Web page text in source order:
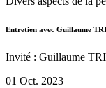
Entretien avec Guillaume
Invité : Guillaume
01 Oct. 2023